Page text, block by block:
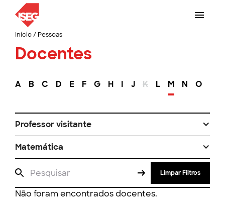
Início/ Pessoas
Docentes
A B C D E F G H I J K L M N O
Professor visitante
Matemática
Limpar Filtros
Não foram encontrados docentes.